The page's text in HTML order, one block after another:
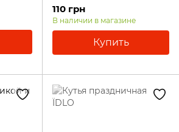
110 грн
В наличии в магазине
Купить